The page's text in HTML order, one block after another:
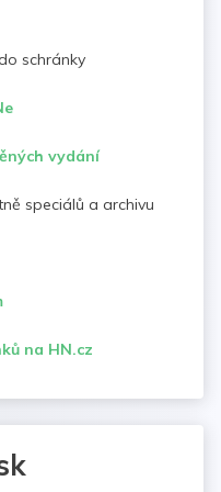
schránky
vydání
speciálů a archivu
na HN.cz